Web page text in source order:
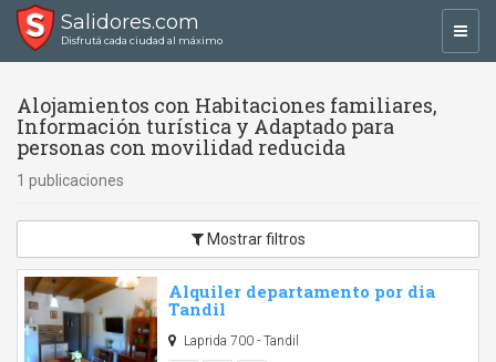
Salidores.com
Disfrutá cada ciudad al máximo
Alojamientos con Habitaciones familiares,
Información turística y Adaptado para
personas con movilidad reducida
1 publicaciones
Mostrar filtros
Alquiler departamento por dia
Tandil
Laprida 700 - Tandil